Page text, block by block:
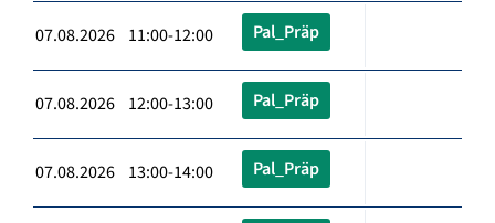
07.08.2026 11:00-12:00 Pal_Präp
07.08.2026 12:00-13:00 Pal_Präp
07.08.2026 13:00-14:00 Pal_Präp